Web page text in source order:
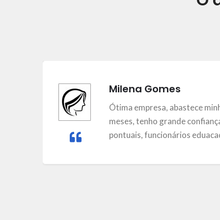
Milena Gomes
Ótima empresa, abastece
meses, tenho grande
pontuais, funcionários